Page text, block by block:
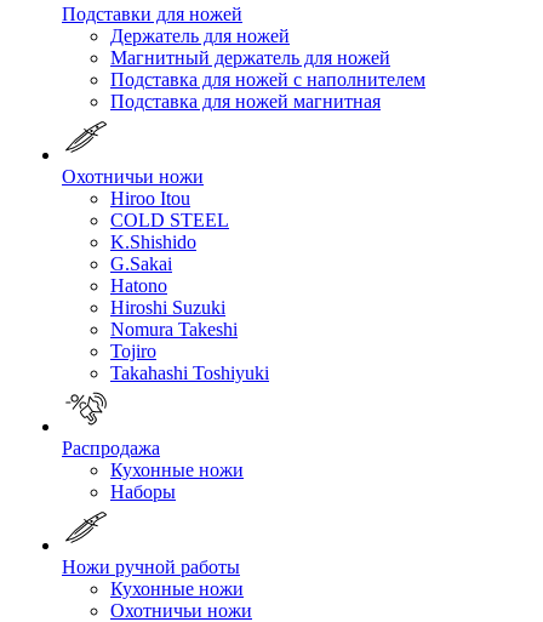
Подставки для ножей
Держатель для ножей
Магнитный держатель для ножей
Подставка для ножей с наполнителем
Подставка для ножей магнитная
Охотничьи ножи
Hiroo Itou
COLD STEEL
K.Shishido
G.Sakai
Hatono
Hiroshi Suzuki
Nomura Takeshi
Tojiro
Takahashi Toshiyuki
Распродажа
Кухонные ножи
Наборы
Ножи ручной работы
Кухонные ножи
Охотничьи ножи